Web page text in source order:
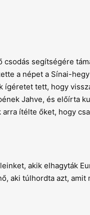
csodás segítségére
a népet a Sínai-
ígéretet tett, hogy
Jahve, és előírta
ítélte őket, hogy
akik elhagyták
aki túlhordta azt,